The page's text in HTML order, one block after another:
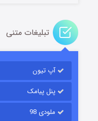
تبلیغات متنی
آپ تیون
پنل پیامک
ملودی 98